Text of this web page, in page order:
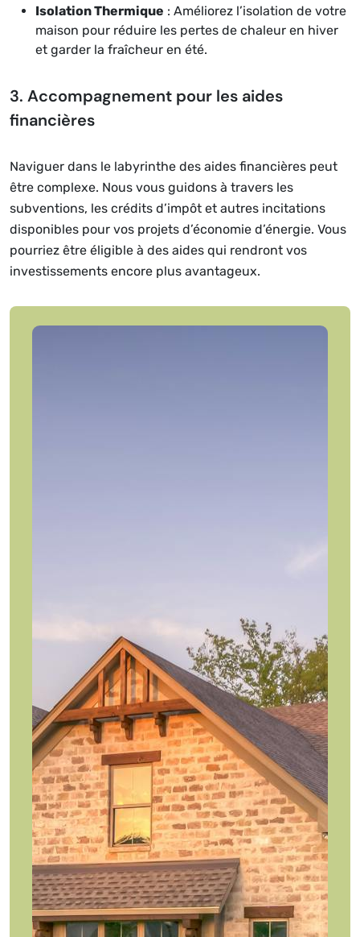
Isolation Thermique : Améliorez l’isolation de votre
maison pour réduire les pertes de chaleur en hiver
et garder la fraîcheur en été.
3. Accompagnement pour les aides
financières
Naviguer dans le labyrinthe des aides financières peut
être complexe. Nous vous guidons à travers les
subventions, les crédits d’impôt et autres incitations
disponibles pour vos projets d’économie d’énergie. Vous
pourriez être éligible à des aides qui rendront vos
investissements encore plus avantageux.